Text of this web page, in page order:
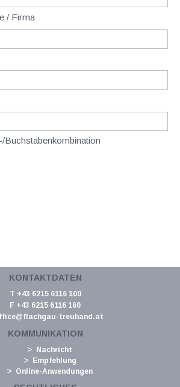
/ Firma
Buchstabenkombination
KONTAKTDATEN
T +43 6215 6116 100
F +43 6215 6116 160
treuhand.at
KOMMUNIKATION
Nachricht
Empfehlung
Online-Anwendungen